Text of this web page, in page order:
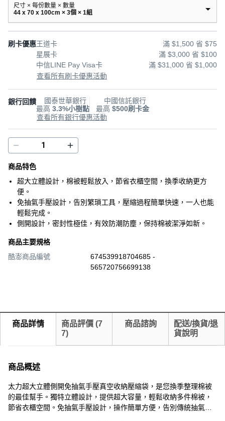
尺寸 × 每份數量 × 數量
44 x 70 x 100cm × 3個 × 1組
刷卡優惠王道卡
滿 $1,500 省 $75
星展卡
滿 $3,000 省 $100
中信LINE Pay Visa卡
滿 $31,000 省 $1,000
查看所有刷卡優惠活動
銀行回饋
國泰世華銀行
最高 3.3%小樹點
中國信託銀行
最高 $500刷卡金
查看所有銀行優惠活動
商品特色
超大立體設計，棉被輕鬆放入，節省衣櫃空間，換季收納更方
便。
免抽氣手壓設計，告別繁瑣工具，壓縮過程簡單快速，一人也能
輕鬆完成。
側開設計，密封性極佳，有效防潮防塵，保持棉被潔淨如新。
商品主要規格
酷澎商品編號
674539918704685 -
565720756699138
商品詳情 商品評價 (7
7)
商品諮詢
配送/換貨/退
貨說明
商品概述
太力超大立體側開免抽氣手壓真空收納壓縮袋，是您換季整理棉被
的最佳幫手。獨特立體設計，提供超大容量，輕鬆收納多件棉被，
節省衣櫃空間。免抽氣手壓設計，操作簡單方便，告別傳統抽氣工